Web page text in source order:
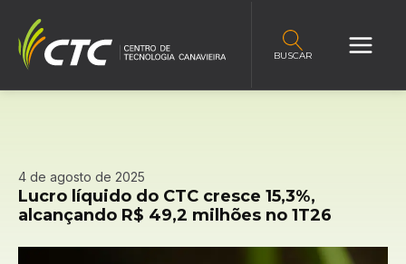
BUSCAR
4 de agosto de 2025
Lucro líquido do CTC cresce 15,3%,
alcançando R$ 49,2 milhões no 1T26